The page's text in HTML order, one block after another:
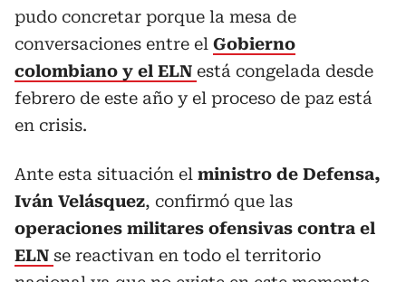
pudo concretar porque la mesa de
conversaciones entre el Gobierno
colombiano y el ELN está congelada desde
febrero de este año y el proceso de paz está
en crisis.
Ante esta situación el ministro de Defensa,
Iván Velásquez, confirmó que las
operaciones militares ofensivas contra el
ELN se reactivan en todo el territorio